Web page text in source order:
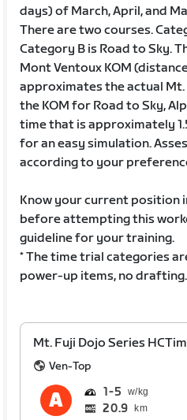
days) of March, April, and
There are two courses.
Category B is Road to Sky.
Mont Ventoux KOM
approximates the actual Mt.
the KOM for Road to Sky,
time that is approximately
for an easy simulation.
according to your
Know your current position
before attempting this
guideline for your training.
* The time trial categories
power-up items, no drafting.
Mt. Fuji Dojo Series
Ven-Top
1 5
20.9 km